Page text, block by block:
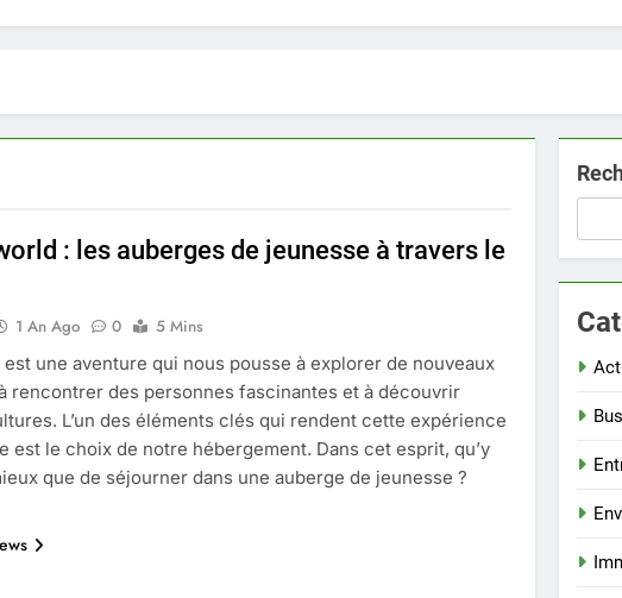
4 Mois Ago
en 2025 ?Okrami : comprendre ses fonctionnalités clés et
4 Mois Ago
gratuit spécialement conçu pour collégiens et lycéens
à connaître en 2025
5 Mois Ago
gunnii pour votre jardin
: les auberges de jeunesse à travers le
1 An Ago 0
5 Mins
est une aventure qui nous pousse à explorer de nouveaux
rencontrer des personnes fascinantes et à découvrir
L’un des éléments clés qui rendent cette expérience
est le choix de notre hébergement. Dans cet esprit, qu’y
que de séjourner dans une auberge de jeunesse ?